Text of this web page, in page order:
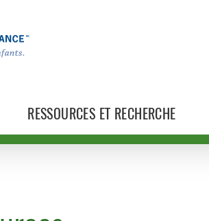
RESSOURCES ET RECHERCHE